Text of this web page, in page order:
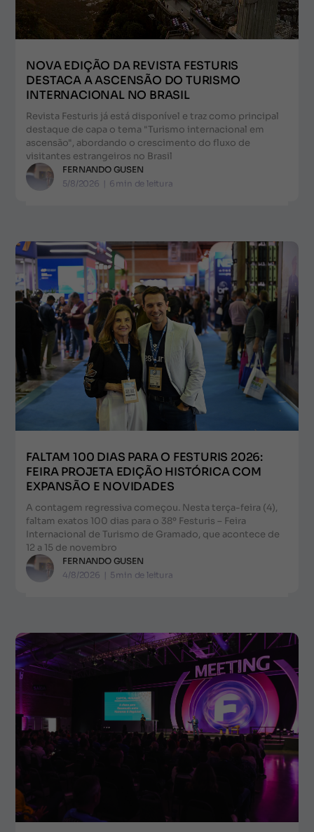
NOVA EDIÇÃO DA REVISTA FESTURIS
DESTACA A ASCENSÃO DO TURISMO
INTERNACIONAL NO BRASIL
Revista Festuris já está disponível e traz como principal
destaque de capa o tema "Turismo internacional em
ascensão", abordando o crescimento do fluxo de
visitantes estrangeiros no Brasil
FERNANDO GUSEN
5/8/2026 | 6 min de leitura
FALTAM 100 DIAS PARA O FESTURIS 2026:
FEIRA PROJETA EDIÇÃO HISTÓRICA COM
EXPANSÃO E NOVIDADES
A contagem regressiva começou. Nesta terça-feira (4),
faltam exatos 100 dias para o 38º Festuris – Feira
Internacional de Turismo de Gramado, que acontece de
12 a 15 de novembro
FERNANDO GUSEN
4/8/2026 | 5min de leitura